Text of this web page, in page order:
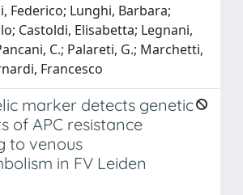
Federico; Lunghi, Barbara;
Castoldi, Elisabetta; Legnani,
C.; Palareti, G.; Marchetti,
Francesco
marker detects genetic
of APC resistance
to venous
in FV Leiden